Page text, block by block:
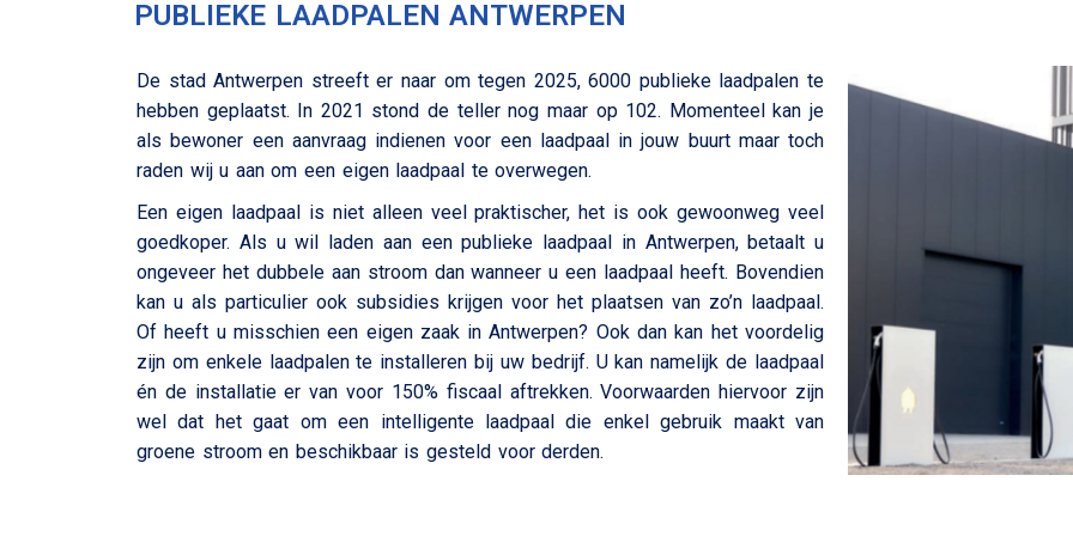
PUBLIEKE LAADPALEN ANTWERPEN
De stad Antwerpen streeft er naar om tegen 2025, 6000 publieke laadpalen te
hebben geplaatst. In 2021 stond de teller nog maar op 102. Momenteel kan je
als bewoner een aanvraag indienen voor een laadpaal in jouw buurt maar toch
raden wij u aan om een eigen laadpaal te overwegen.
Een eigen laadpaal is niet alleen veel praktischer, het is ook gewoonweg veel
goedkoper. Als u wil laden aan een publieke laadpaal in Antwerpen, betaalt u
ongeveer het dubbele aan stroom dan wanneer u een laadpaal heeft. Bovendien
kan u als particulier ook subsidies krijgen voor het plaatsen van zo’n laadpaal.
Of heeft u misschien een eigen zaak in Antwerpen? Ook dan kan het voordelig
zijn om enkele laadpalen te installeren bij uw bedrijf. U kan namelijk de laadpaal
én de installatie er van voor 150% fiscaal aftrekken. Voorwaarden hiervoor zijn
wel dat het gaat om een intelligente laadpaal die enkel gebruik maakt van
groene stroom en beschikbaar is gesteld voor derden.